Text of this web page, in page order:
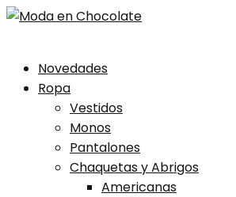
Skip
content
Novedades
Ropa
Vestidos
Monos
Pantalones
Chaquetas y Abrigos
Americanas